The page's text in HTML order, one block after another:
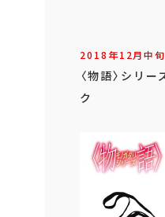
2018年12月中旬
〈物語〉シリ
ク